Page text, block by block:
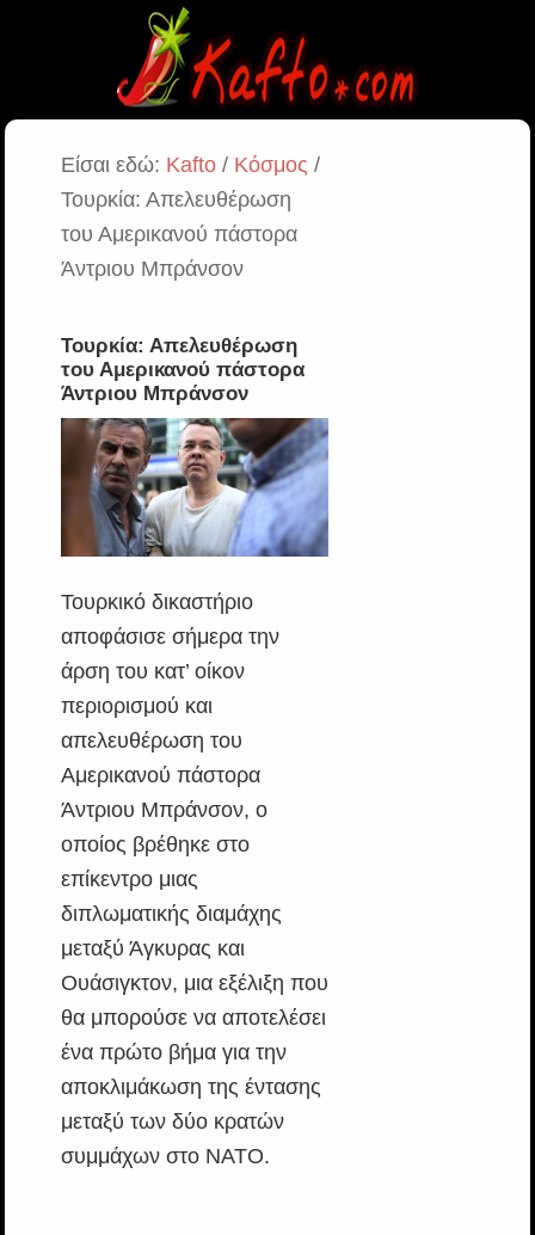
Είσαι εδώ: Kafto/ Κόσμος /
Τουρκία: Απελευθέρωση
του Αμερικανού πάστορα
Άντριου Μπράνσον
Τουρκία: Απελευθέρωση
του Αμερικανού πάστορα
Άντριου Μπράνσον
Τουρκικό δικαστήριο
αποφάσισε σήμερα την
άρση του κατ’ οίκον
περιορισμού και
απελευθέρωση του
Αμερικανού πάστορα
Άντριου Μπράνσον, ο
οποίος βρέθηκε στο
επίκεντρο μιας
διπλωματικής διαμάχης
μεταξύ Άγκυρας και
Ουάσιγκτον, μια εξέλιξη που
θα μπορούσε να αποτελέσει
ένα πρώτο βήμα για την
αποκλιμάκωση της έντασης
μεταξύ των δύο κρατών
συμμάχων στο ΝΑΤΟ.